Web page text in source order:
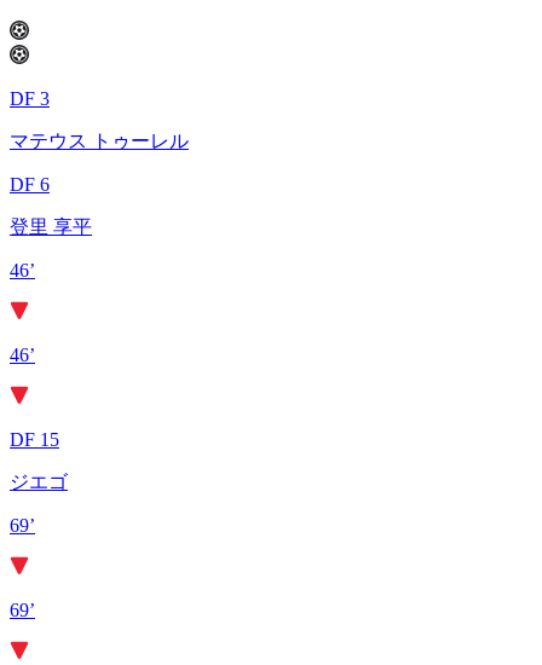
DF 3
マテウス トゥーレル
DF 6
登里 享平
46’
46’
DF 15
ジエゴ
69’
69’